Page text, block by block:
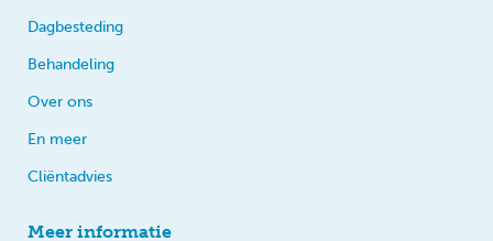
Dagbesteding
Behandeling
Over ons
En meer
Cliëntadvies
Meer informatie